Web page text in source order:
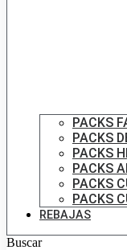
PACKS
PACKS
PACKS
PACKS
PACKS
PACKS
REBAJAS
Buscar